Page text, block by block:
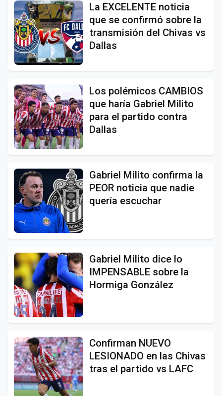
La EXCELENTE noticia
que se confirmó sobre la
transmisión del Chivas vs
Dallas
Los polémicos CAMBIOS
que haría Gabriel Milito
para el partido contra
Dallas
Gabriel Milito confirma la
PEOR noticia que nadie
quería escuchar
Gabriel Milito dice lo
IMPENSABLE sobre la
Hormiga González
Confirman NUEVO
LESIONADO en las Chivas
tras el partido vs LAFC